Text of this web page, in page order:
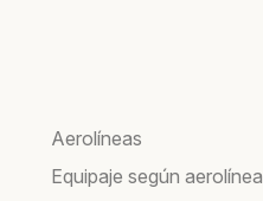
Aerolíneas
Equipaje según aerolínea